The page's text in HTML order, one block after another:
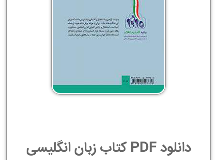
دانلود PDF کتاب زبان انگلیسی